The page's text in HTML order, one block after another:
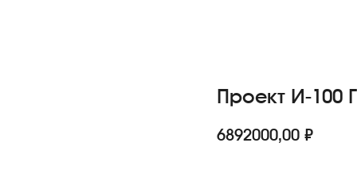
Проект И-100
6892000,00 ₽